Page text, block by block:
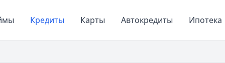
Кредиты Карты Автокредиты Ипотека